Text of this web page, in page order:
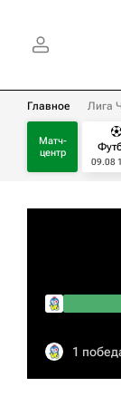
Главное Лига
Матч-
центр
09.08
1